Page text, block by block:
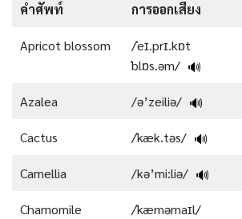
คำศัพท์ การออกเสียง
Apricot blossom
/ˈeɪ.prɪ.kɒt
ˈblɒs.əm/ 🔊
Azalea /ə’zeiliə/ 🔊
Cactus /ˈkæk.təs/ 🔊
Camellia /kə’mi:liə/ 🔊
Chamomile
/ˈkæməmaɪl/